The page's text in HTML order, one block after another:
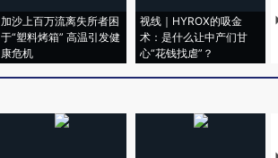
加沙上百万流离失所者困
于“塑料烤箱” 高温引发健
康危机
视线｜HYROX的吸金
术：是什么让中产们甘
心“花钱找虐”？